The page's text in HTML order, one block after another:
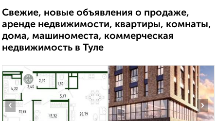
Свежие, новые объявления о продаже,
аренде недвижимости, квартиры, комнаты,
дома, машиноместа, коммерческая
недвижимость в Туле
‹ ›